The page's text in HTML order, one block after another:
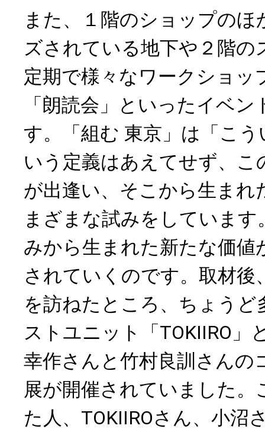
また、１階のショップのほ
ズされている地下や２階の
定期で様々なワークショッ
「朗読会」といったイベ
す。「組む 東京」は「こ
いう定義はあえてせず、こ
が出逢い、そこから生まれ
まざまな試みをしていま
みから生まれた新たな価値
されていくのです。取材後
を訪ねたところ、ちょうど
ストユニット「TOKIIRO」
幸作さんと竹村良訓さんの
展が開催されていました。
た人、TOKIIROさん、小沼